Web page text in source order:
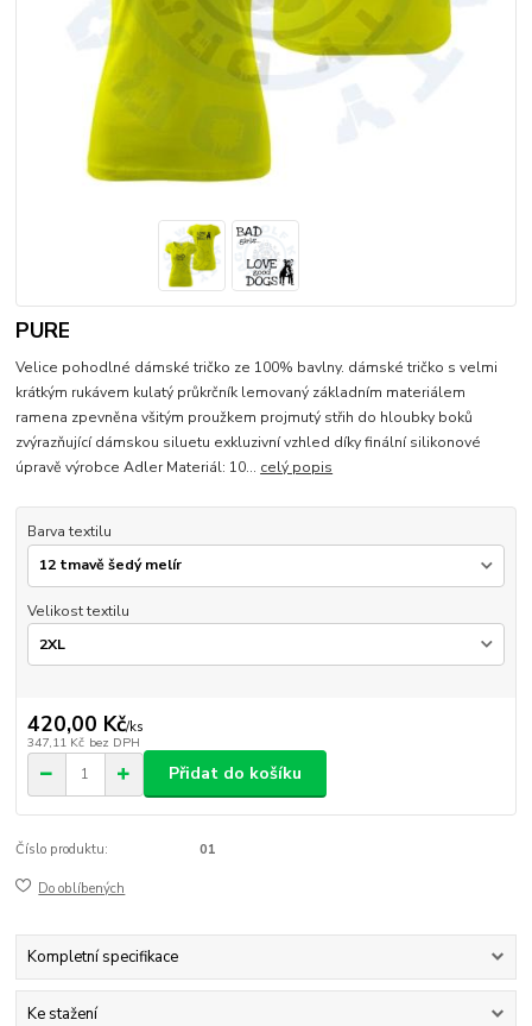
PURE
Velice pohodlné dámské tričko ze 100% bavlny. dámské tričko s velmi
krátkým rukávem kulatý průkrčník lemovaný základním materiálem
ramena zpevněna všitým proužkem projmutý střih do hloubky boků
zvýrazňující dámskou siluetu exkluzivní vzhled díky finální silikonové
úpravě výrobce Adler Materiál: 10... celý popis
Barva textilu
Velikost textilu
420,00 Kč/ks
347,11 Kč bez DPH
Přidat do košíku
Číslo produktu: 01
Do oblíbených
Kompletní specifikace
Ke stažení